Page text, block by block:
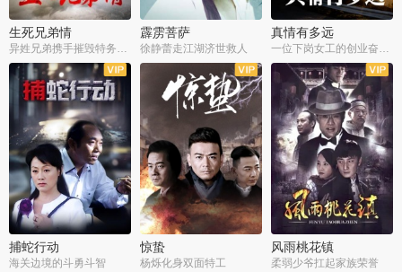
生死兄弟情
异姓兄弟携手摧毁特务阴谋
霹雳菩萨
徐静蕾走江湖济世救人
真情有多远
一位下岗女工的创业奋斗史
全22集
捕蛇行动
海关边境的斗勇斗智
全39集
惊蛰
杨烁化身双面特工
全36集
风雨桃花镇
柔弱少爷扛起家族荣誉